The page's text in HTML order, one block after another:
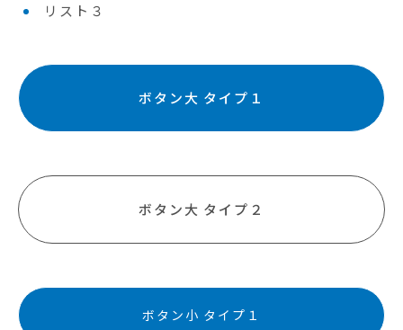
リスト３
ボタン大 タイプ１
ボタン大 タイプ２
ボタン小 タイプ１